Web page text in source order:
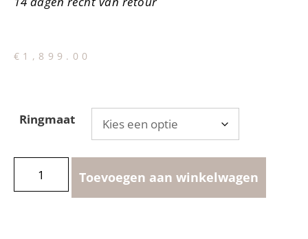
€ 1,899.00
Ringmaat
Toevoegen aan winkelwagen